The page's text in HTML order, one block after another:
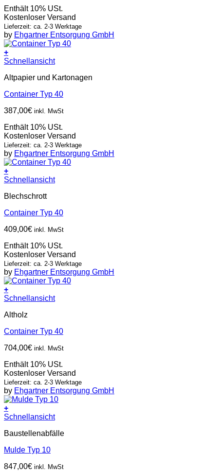
Enthält 10% USt.
Kostenloser Versand
Lieferzeit: ca. 2-3 Werktage
by Ehgartner Entsorgung GmbH
+
Schnellansicht
Altpapier und Kartonagen
Container Typ 40
387,00€ inkl. MwSt
Enthält 10% USt.
Kostenloser Versand
Lieferzeit: ca. 2-3 Werktage
by Ehgartner Entsorgung GmbH
+
Schnellansicht
Blechschrott
Container Typ 40
409,00€ inkl. MwSt
Enthält 10% USt.
Kostenloser Versand
Lieferzeit: ca. 2-3 Werktage
by Ehgartner Entsorgung GmbH
+
Schnellansicht
Altholz
Container Typ 40
704,00€ inkl. MwSt
Enthält 10% USt.
Kostenloser Versand
Lieferzeit: ca. 2-3 Werktage
by Ehgartner Entsorgung GmbH
+
Schnellansicht
Baustellenabfälle
Mulde Typ 10
847,00€ inkl. MwSt